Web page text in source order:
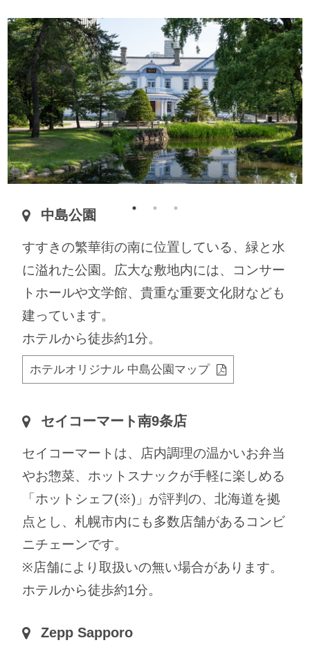
中島公園
すすきの繁華街の南に位置している、緑と水
に溢れた公園。広大な敷地内には、コンサー
トホールや文学館、貴重な重要文化財なども
建っています。
ホテルから徒歩約1分。
ホテルオリジナル 中島公園マップ
セイコーマート南9条店
セイコーマートは、店内調理の温かいお弁当
やお惣菜、ホットスナックが手軽に楽しめる
「ホットシェフ(※)」が評判の、北海道を拠
点とし、札幌市内にも多数店舗があるコンビ
ニチェーンです。
※店舗により取扱いの無い場合があります。
ホテルから徒歩約1分。
Zepp Sapporo